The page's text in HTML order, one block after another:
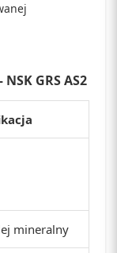
GRS AS2
mineralny